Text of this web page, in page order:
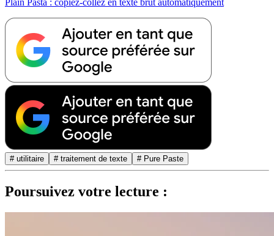
Plain Pasta : copiez-collez en texte brut automatiquement
# utilitaire # traitement de texte # Pure Paste
Poursuivez votre lecture :